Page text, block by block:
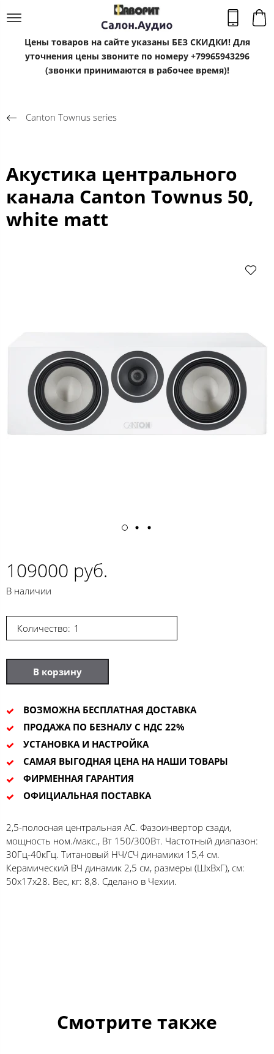
Цены товаров на сайте указаны БЕЗ СКИДКИ! Для
уточнения цены звоните по номеру +79965943296
(звонки принимаются в рабочее время)!
Canton Townus series
Акустика центрального
канала Canton Townus 50,
white matt
109000 руб.
В наличии
Количество:
В корзину
ВОЗМОЖНА БЕСПЛАТНАЯ ДОСТАВКА
ПРОДАЖА ПО БЕЗНАЛУ С НДС 22%
УСТАНОВКА И НАСТРОЙКА
САМАЯ ВЫГОДНАЯ ЦЕНА НА НАШИ ТОВАРЫ
ФИРМЕННАЯ ГАРАНТИЯ
ОФИЦИАЛЬНАЯ ПОСТАВКА
2,5-полосная центральная АС. Фазоинвертор сзади,
мощность ном./макс., Вт 150/300Вт. Частотный диапазон:
30Гц-40кГц. Титановый НЧ/СЧ динамики 15,4 см.
Керамический ВЧ динамик 2,5 см, размеры (ШхВхГ), см:
50x17x28. Вес, кг: 8,8. Сделано в Чехии.
Смотрите также